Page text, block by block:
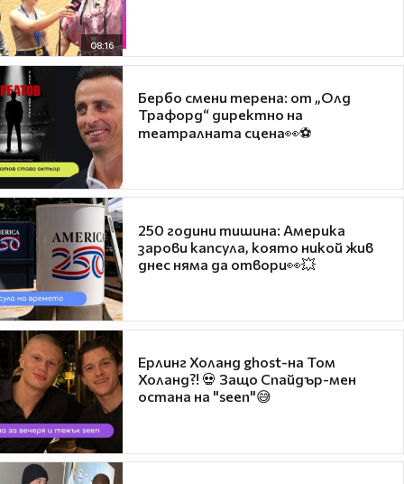
08:16
Бербо смени терена: от „Олд
Трафорд“ директно на
театралната сцена👀⚽
250 години тишина: Америка
зарови капсула, която никой жив
днес няма да отвори👀💥
Ерлинг Холанд ghost-на Том
Холанд?! 💀 Защо Спайдър-мен
остана на "seen"😅